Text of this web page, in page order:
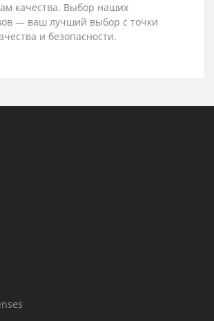
качества. Выбор наших
— ваш лучший выбор с точки
и безопасности.